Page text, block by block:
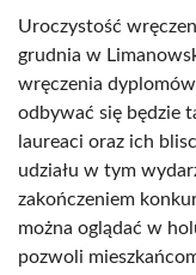
Uroczystość
grudnia w
wręczenia
odbywać się będzie
laureaci oraz ich
udziału w tym
zakończeniem
można oglądać w
pozwoli